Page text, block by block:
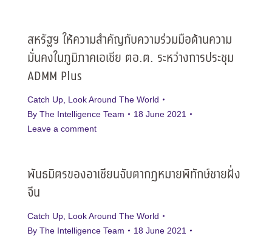
สหรัฐฯ ให้ความสำคัญกับความร่วมมือด้านความ
มั่นคงในภูมิภาคเอเชีย ตอ.ต. ระหว่างการประชุม
ADMM Plus
Catch Up Look Around The World
By The Intelligence Team
18 June 2021
Leave a comment
พันธมิตรของอาเซียนจับตากฎหมายพิทักษ์ชายฝั่ง
จีน
Catch Up Look Around The World
By The Intelligence Team
18 June 2021